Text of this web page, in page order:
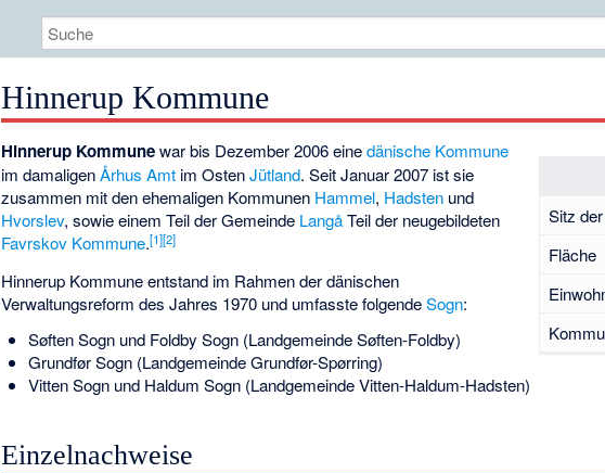
Hinnerup Kommune
Sitz
Fläche
Hinnerup Kommunewar bis Dezember 2006 einedänische Kommune
im damaligenÅrhus Amt im OstenJütland. Seit Januar 2007 ist sie
zusammen mit den ehemaligen Kommunen Hammel, Hadsten und
Hvorslev, sowie einem Teil der Gemeinde LangåTeil der neugebildeten
Favrskov Kommune.[1][2]
Hinnerup Kommune entstand im Rahmen der dänischen
Verwaltungsreform des Jahres 1970 und umfasste folgendeSogn:
Søften Sognund Foldby Sogn(LandgemeindeSøften-Foldby)
Grundfør Sogn(LandgemeindeGrundfør-Spørring)
Vitten Sognund Haldum Sogn(LandgemeindeVitten-Haldum-Hadsten)
Einzelnachweise